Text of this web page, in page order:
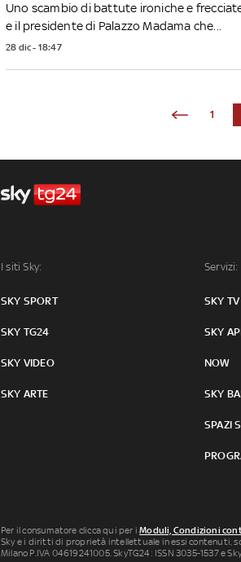
Uno scambio di battute ironiche e
e il presidente di Palazzo Madama che...
28 dic - 18:47
1
I siti Sky:
SKY SPORT
SKY TG24
SKY VIDEO
SKY ARTE
Servizi:
SKY TV
SKY
NOW
SKY
SPAZI
Per il consumatore clicca qui per iModuli, Condizioni
Sky e i diritti di proprietà intellettuale in essi contenuti,
Milano P.IVA 04619241005. SkyTG24: ISSN 3035-1537 e